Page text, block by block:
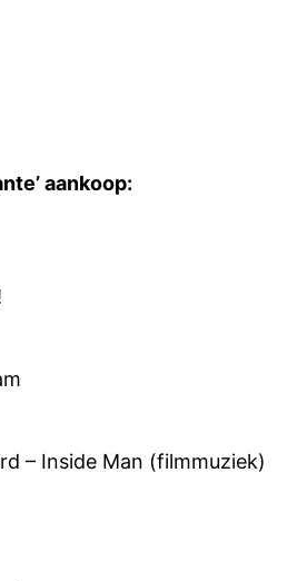
aankoop:
– Inside Man (filmmuziek)